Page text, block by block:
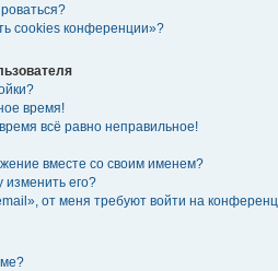
cookies конференции»?
время!
всё равно неправильное!
вместе со своим именем?
изменить его?
от меня требуют войти на